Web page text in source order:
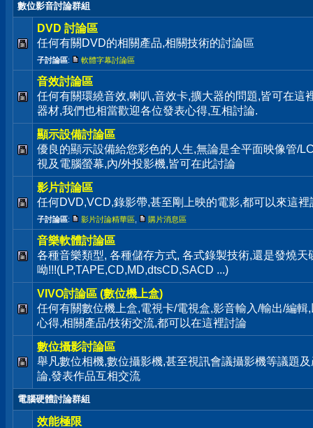
數位影音討論群組
DVD 討論區
任何有關DVD的相關產品,相關技術的討論區
子討論區: 軟體字幕討論區
音效討論區
任何有關環繞音效,喇叭,音效卡,擴大器的問題,皆可在這
器材,我們也相當歡迎各位發表心得,互相討論.
顯示設備討論區
優良的顯示設備給您彩色的人生,無論是全平面映像管/
視及電腦螢幕,內/外投影機,皆可在此討論
影片討論區
任何DVD,VCD,錄影帶,甚至剛上映的電影,都可以來這裡
子討論區: 影片討論精華區 購片消息區
音樂軟體討論區
各種音樂類型, 各種儲存方式, 各式錄製技術,還是發燒
呦!!!(LP,TAPE,CD,MD,dtsCD,SACD ...)
VIVO討論區 (數位機上盒)
任何有關數位機上盒,電視卡/電視盒,影音輸入/輸出/編輯
心得,相關產品/技術交流,都可以在這裡討論
數位攝影討論區
舉凡數位相機,數位攝影機,甚至視訊會議攝影機等議題
論,發表作品互相交流
電腦硬體討論群組
效能極限